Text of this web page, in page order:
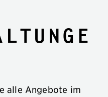
alle Angebote im